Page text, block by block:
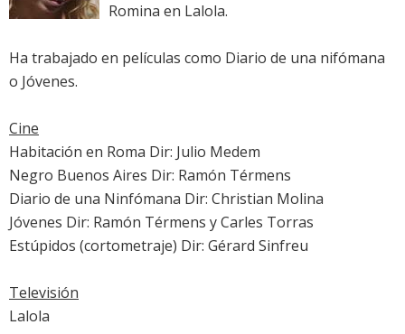
Romina en Lalola.
Ha trabajado en películas como Diario de una nifómana
o Jóvenes.
Cine
Habitación en Roma Dir: Julio Medem
Negro Buenos Aires Dir: Ramón Térmens
Diario de una Ninfómana Dir: Christian Molina
Jóvenes Dir: Ramón Térmens y Carles Torras
Estúpidos (cortometraje) Dir: Gérard Sinfreu
Televisión
Lalola